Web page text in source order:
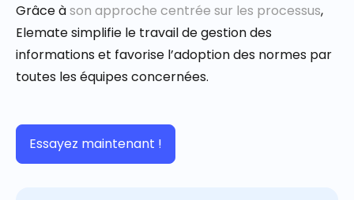
Grâce àson approche centrée sur les processus,
Elemate simplifie le travail de gestion des
informations et favorise l’adoption des normes par
toutes les équipes concernées.
Essayez maintenant !